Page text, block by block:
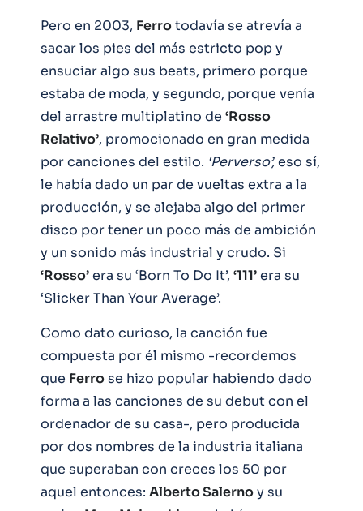
Pero en 2003, Ferrotodavía se atrevía a
sacar los pies del más estricto pop y
ensuciar algo sus beats, primero porque
estaba de moda, y segundo, porque venía
del arrastre multiplatino de ‘Rosso
Relativo’, promocionado en gran medida
por canciones del estilo. ‘Perverso’,eso sí,
le había dado un par de vueltas extra a la
producción, y se alejaba algo del primer
disco por tener un poco más de ambición
y un sonido más industrial y crudo. Si
‘Rosso’era su ‘Born To Do It’, ‘111’era su
‘Slicker Than Your Average’.
Como dato curioso, la canción fue
compuesta por él mismo -recordemos
que Ferrose hizo popular habiendo dado
forma a las canciones de su debut con el
ordenador de su casa-, pero producida
por dos nombres de la industria italiana
que superaban con creces los 50 por
aquel entonces: Alberto Salernoy su